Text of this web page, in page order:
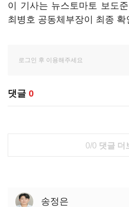
이 기사는 뉴스토마토 보도
최병호 공동체부장이 최종 확
댓글 0
0/0 댓글 더
송정은